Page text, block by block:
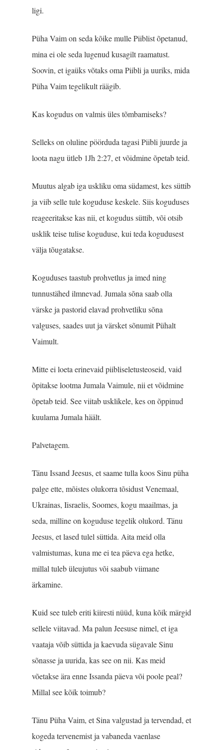
ligi.
Püha Vaim on seda kõike mulle Piiblist õpetanud,
mina ei ole seda lugenud kusagilt raamatust.
Soovin, et igaüks võtaks oma Piibli ja uuriks, mida
Püha Vaim tegelikult räägib.
Kas kogudus on valmis üles tõmbamiseks?
Selleks on oluline pöörduda tagasi Piibli juurde ja
loota nagu ütleb 1Jh 2:27, et võidmine õpetab teid.
Muutus algab iga uskliku oma südamest, kes süttib
ja viib selle tule koguduse keskele. Siis koguduses
reageeritakse kas nii, et kogudus süttib, või otsib
usklik teise tulise koguduse, kui teda kogudusest
välja tõugatakse.
Koguduses taastub prohvetlus ja imed ning
tunnustähed ilmnevad. Jumala sõna saab olla
värske ja pastorid elavad prohvetliku sõna
valguses, saades uut ja värsket sõnumit Pühalt
Vaimult.
Mitte ei loeta erinevaid piibliseletusteoseid, vaid
õpitakse lootma Jumala Vaimule, nii et võidmine
õpetab teid. See viitab usklikele, kes on õppinud
kuulama Jumala häält.
Palvetagem.
Tänu Issand Jeesus, et saame tulla koos Sinu püha
palge ette, mõistes olukorra tõsidust Venemaal,
Ukrainas, Iisraelis, Soomes, kogu maailmas, ja
seda, milline on koguduse tegelik olukord. Tänu
Jeesus, et lased tulel süttida. Aita meid olla
valmistumas, kuna me ei tea päeva ega hetke,
millal tuleb üleujutus või saabub viimane
ärkamine.
Kuid see tuleb eriti kiiresti nüüd, kuna kõik märgid
sellele viitavad. Ma palun Jeesuse nimel, et iga
vaataja võib süttida ja kaevuda sügavale Sinu
sõnasse ja uurida, kas see on nii. Kas meid
võetakse ära enne Issanda päeva või poole peal?
Millal see kõik toimub?
Tänu Püha Vaim, et Sina valgustad ja tervendad, et
kogeda tervenemist ja vabaneda vaenlase